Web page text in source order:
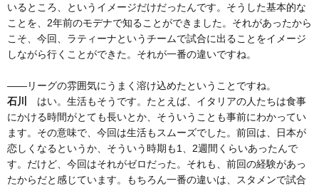
いるところ、というイメージだけだったんです。そうした基本的な
ことを、2年前のモデナで知ることができました。それがあったから
こそ、今回、ラティーナというチームで試合に出ることをイメージ
しながら行くことができた。それが一番の違いですね。
——リーグの雰囲気にうまく溶け込めたということですね。
石川
はい。生活もそうです。たとえば、イタリアの人たちは食事
にかける時間がとても長いとか、そういうことも事前にわかってい
ます。その意味で、今回は生活もスムーズでした。前回は、日本が
恋しくなるというか、そういう時期も1、2週間くらいあったんで
す。だけど、今回はそれがゼロだった。それも、前回の経験があっ
たからだと感じています。もちろん一番の違いは、スタメンで試合